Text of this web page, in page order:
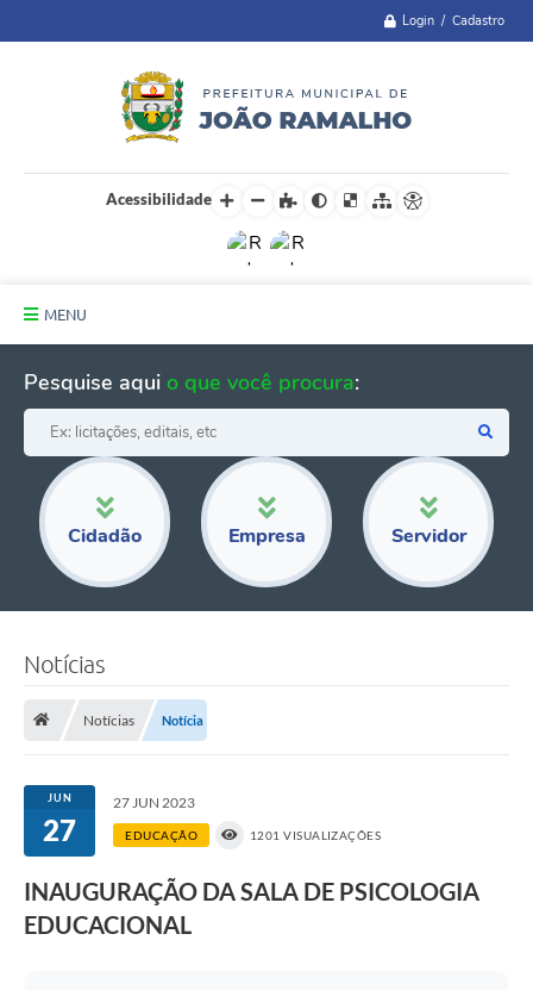
Login / Cadastro
Acessibilidade
MENU
A Cidade
Administração
Telefones Úteis
Educação
Audiências Públicas
Legislação
Diário Oficial
Notícias
Pesquise aqui o que você procura:
Cidadão Empresa Servidor
Notícias
Notícias Notícia
JUN
27
27 JUN 2023
EDUCAÇÃO 1201 VISUALIZAÇÕES
INAUGURAÇÃO DA SALA DE PSICOLOGIA
EDUCACIONAL